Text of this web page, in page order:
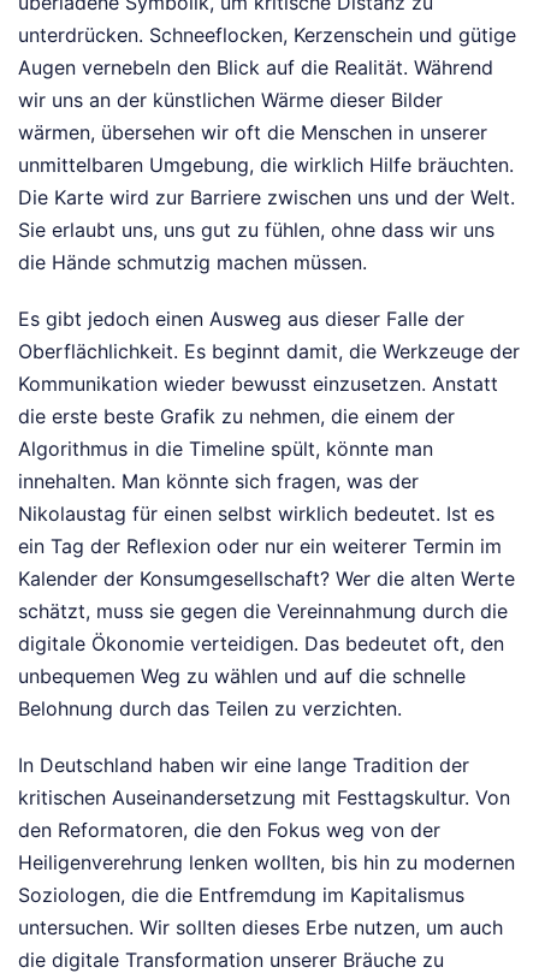
unterdrücken. Schneeflocken, Kerzenschein und gütige
Augen vernebeln den Blick auf die Realität. Während
wir uns an der künstlichen Wärme dieser Bilder
wärmen, übersehen wir oft die Menschen in unserer
unmittelbaren Umgebung, die wirklich Hilfe bräuchten.
Die Karte wird zur Barriere zwischen uns und der Welt.
Sie erlaubt uns, uns gut zu fühlen, ohne dass wir uns
die Hände schmutzig machen müssen.
Es gibt jedoch einen Ausweg aus dieser Falle der
Oberflächlichkeit. Es beginnt damit, die Werkzeuge der
Kommunikation wieder bewusst einzusetzen. Anstatt
die erste beste Grafik zu nehmen, die einem der
Algorithmus in die Timeline spült, könnte man
innehalten. Man könnte sich fragen, was der
Nikolaustag für einen selbst wirklich bedeutet. Ist es
ein Tag der Reflexion oder nur ein weiterer Termin im
Kalender der Konsumgesellschaft? Wer die alten Werte
schätzt, muss sie gegen die Vereinnahmung durch die
digitale Ökonomie verteidigen. Das bedeutet oft, den
unbequemen Weg zu wählen und auf die schnelle
Belohnung durch das Teilen zu verzichten.
In Deutschland haben wir eine lange Tradition der
kritischen Auseinandersetzung mit Festtagskultur. Von
den Reformatoren, die den Fokus weg von der
Heiligenverehrung lenken wollten, bis hin zu modernen
Soziologen, die die Entfremdung im Kapitalismus
untersuchen. Wir sollten dieses Erbe nutzen, um auch
die digitale Transformation unserer Bräuche zu